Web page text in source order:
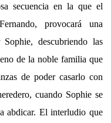
secuencia en la que el
provocará una
Sophie, descubriendo las
de la noble familia que
de poder casarlo con
cuando Sophie se
abdicar. El interludio que